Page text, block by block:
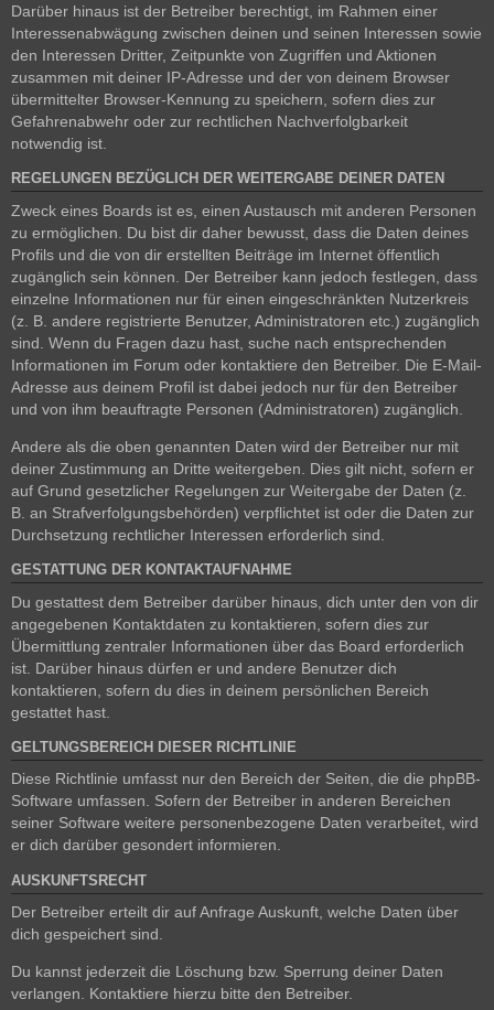
Darüber hinaus ist der Betreiber berechtigt, im Rahmen einer
Interessenabwägung zwischen deinen und seinen Interessen sowie
den Interessen Dritter, Zeitpunkte von Zugriffen und Aktionen
zusammen mit deiner IP-Adresse und der von deinem Browser
übermittelter Browser-Kennung zu speichern, sofern dies zur
Gefahrenabwehr oder zur rechtlichen Nachverfolgbarkeit
notwendig ist.
REGELUNGEN BEZÜGLICH DER WEITERGABE DEINER DATEN
Zweck eines Boards ist es, einen Austausch mit anderen Personen
zu ermöglichen. Du bist dir daher bewusst, dass die Daten deines
Profils und die von dir erstellten Beiträge im Internet öffentlich
zugänglich sein können. Der Betreiber kann jedoch festlegen, dass
einzelne Informationen nur für einen eingeschränkten Nutzerkreis
(z. B. andere registrierte Benutzer, Administratoren etc.) zugänglich
sind. Wenn du Fragen dazu hast, suche nach entsprechenden
Informationen im Forum oder kontaktiere den Betreiber. Die E-Mail-
Adresse aus deinem Profil ist dabei jedoch nur für den Betreiber
und von ihm beauftragte Personen (Administratoren) zugänglich.
Andere als die oben genannten Daten wird der Betreiber nur mit
deiner Zustimmung an Dritte weitergeben. Dies gilt nicht, sofern er
auf Grund gesetzlicher Regelungen zur Weitergabe der Daten (z.
B. an Strafverfolgungsbehörden) verpflichtet ist oder die Daten zur
Durchsetzung rechtlicher Interessen erforderlich sind.
GESTATTUNG DER KONTAKTAUFNAHME
Du gestattest dem Betreiber darüber hinaus, dich unter den von dir
angegebenen Kontaktdaten zu kontaktieren, sofern dies zur
Übermittlung zentraler Informationen über das Board erforderlich
ist. Darüber hinaus dürfen er und andere Benutzer dich
kontaktieren, sofern du dies in deinem persönlichen Bereich
gestattet hast.
GELTUNGSBEREICH DIESER RICHTLINIE
Diese Richtlinie umfasst nur den Bereich der Seiten, die die phpBB-
Software umfassen. Sofern der Betreiber in anderen Bereichen
seiner Software weitere personenbezogene Daten verarbeitet, wird
er dich darüber gesondert informieren.
AUSKUNFTSRECHT
Der Betreiber erteilt dir auf Anfrage Auskunft, welche Daten über
dich gespeichert sind.
Du kannst jederzeit die Löschung bzw. Sperrung deiner Daten
verlangen. Kontaktiere hierzu bitte den Betreiber.